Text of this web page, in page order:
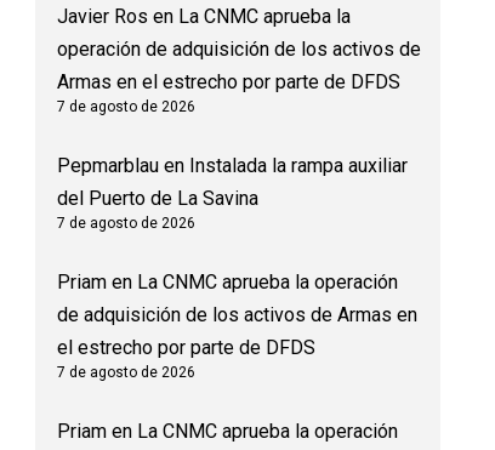
Javier Ros en La CNMC aprueba la
operación de adquisición de los activos de
Armas en el estrecho por parte de DFDS
7 de agosto de 2026
Pepmarblauen Instalada la rampa auxiliar
del Puerto de La Savina
7 de agosto de 2026
Priamen La CNMC aprueba la operación
de adquisición de los activos de Armas en
el estrecho por parte de DFDS
7 de agosto de 2026
Priamen La CNMC aprueba la operación